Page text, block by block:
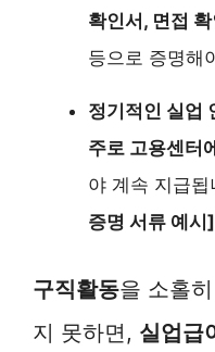
확인서, 면접
등으로 증명해
정기적인 실업
주로 고용센터
야 계속 지급됩
증명 서류 예시]
구직활동을 소홀
지 못하면, 실업급